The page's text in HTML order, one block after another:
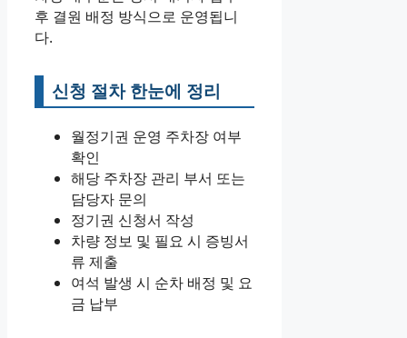
후 결원 배정 방식으로 운영됩니
다.
신청 절차 한눈에 정리
월정기권 운영 주차장 여부
확인
해당 주차장 관리 부서 또는
담당자 문의
정기권 신청서 작성
차량 정보 및 필요 시 증빙서
류 제출
여석 발생 시 순차 배정 및 요
금 납부